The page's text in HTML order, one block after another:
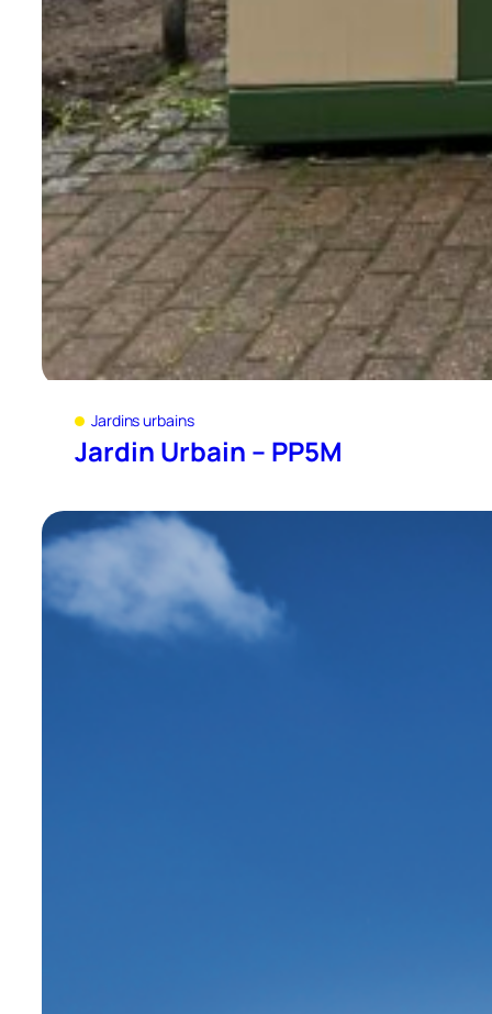
Jardins urbains
Jardin Urbain – PP5M